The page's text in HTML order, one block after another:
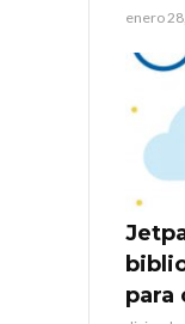
enero
para